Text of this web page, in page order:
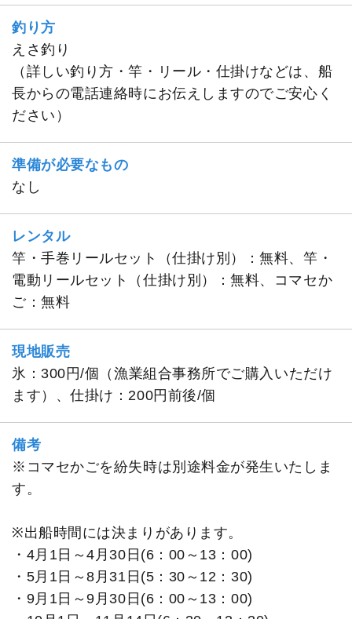
釣り方
えさ釣り
（詳しい釣り方・竿・リール・仕掛けなどは、船
長からの電話連絡時にお伝えしますのでご安心く
ださい）
準備が必要なもの
なし
レンタル
竿・手巻リールセット（仕掛け別）：無料、竿・
電動リールセット（仕掛け別）：無料、コマセか
ご：無料
現地販売
氷：300円/個（漁業組合事務所でご購入いただけ
ます）、仕掛け：200円前後/個
備考
※コマセかごを紛失時は別途料金が発生いたしま
す。
※出船時間には決まりがあります。
・4月1日～4月30日(6：00～13：00)
・5月1日～8月31日(5：30～12：30)
・9月1日～9月30日(6：00～13：00)